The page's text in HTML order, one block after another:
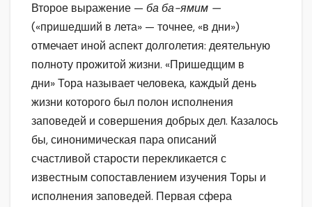
Второе выражение — ба ба-ямим —
(«пришедший в лета» — точнее, «в дни»)
отмечает иной аспект долголетия: деятельную
полноту прожитой жизни. «Пришедщим в
дни» Тора называет человека, каждый день
жизни которого был полон исполнения
заповедей и совершения добрых дел. Казалось
бы, синонимическая пара описаний
счастливой старости перекликается с
известным сопоставлением изучения Торы и
исполнения заповедей. Первая сфера